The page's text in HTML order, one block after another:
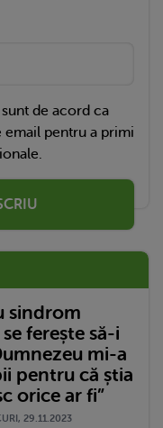
de acord ca
email pentru a primi
sindrom
ferește să-i
mi-a
pentru că știa
orice ar fi”
29.11.2023